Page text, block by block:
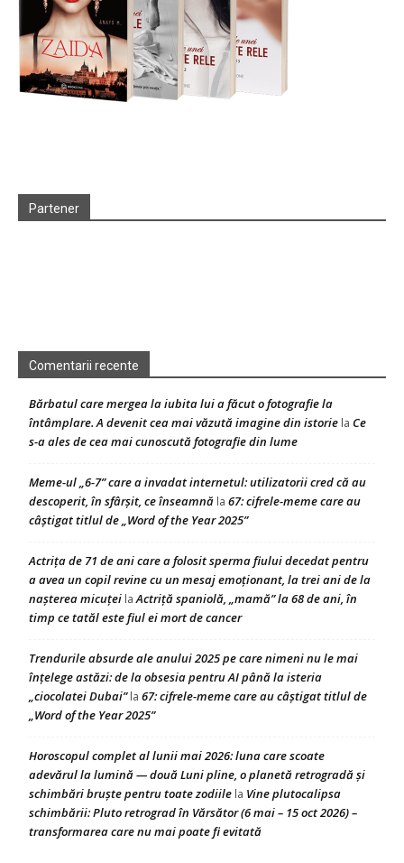
Partener
Comentarii recente
Bărbatul care mergea la iubita lui a făcut o fotografie la
întâmplare. A devenit cea mai văzută imagine din istorie la Ce
s-a ales de cea mai cunoscută fotografie din lume
Meme-ul „6-7” care a invadat internetul: utilizatorii cred că au
descoperit, în sfârșit, ce înseamnă la 67: cifrele-meme care au
câștigat titlul de „Word of the Year 2025”
Actrița de 71 de ani care a folosit sperma fiului decedat pentru
a avea un copil revine cu un mesaj emoționant, la trei ani de la
nașterea micuței laActriță spaniolă, „mamă” la 68 de ani, în
timp ce tatăl este fiul ei mort de cancer
Trendurile absurde ale anului 2025 pe care nimeni nu le mai
înțelege astăzi: de la obsesia pentru AI până la isteria
„ciocolatei Dubai”la 67: cifrele-meme care au câștigat titlul de
„Word of the Year 2025”
Horoscopul complet al lunii mai 2026: luna care scoate
adevărul la lumină — două Luni pline, o planetă retrogradă și
schimbări bruște pentru toate zodiile la Vine plutocalipsa
schimbării: Pluto retrograd în Vărsător (6 mai – 15 oct 2026) –
transformarea care nu mai poate fi evitată